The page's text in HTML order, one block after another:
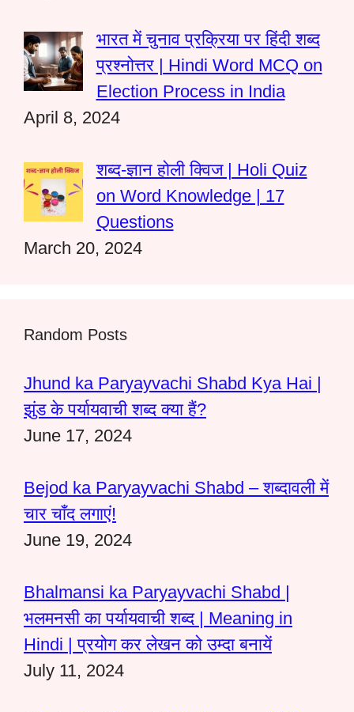
भारत में चुनाव प्रक्रिया पर हिंदी शब्द
प्रश्नोत्तर | Hindi Word MCQ on
Election Process in India
April 8, 2024
शब्द-ज्ञान होली क्विज | Holi Quiz
on Word Knowledge | 17
Questions
March 20, 2024
Random Posts
Jhund ka Paryayvachi Shabd Kya Hai |
झुंड के पर्यायवाची शब्द क्या हैं?
June 17, 2024
Bejod ka Paryayvachi Shabd – शब्दावली में
चार चाँद लगाएं!
June 19, 2024
Bhalmansi ka Paryayvachi Shabd |
भलमनसी का पर्यायवाची शब्द | Meaning in
Hindi | प्रयोग कर लेखन को उम्दा बनायें
July 11, 2024